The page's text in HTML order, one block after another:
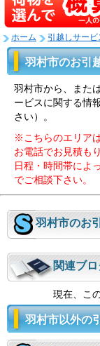
ホーム 引越しサービ
羽村市のお引
羽村市から、また
ービスに関する情
さい）。
※こちらのエリア
お電話でお見積も
日程・時間帯によ
でご相談下さい。
羽村市のお
関連ブ
現在、こ
羽村市以外の